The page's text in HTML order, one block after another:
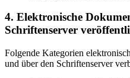
4. Elektronische
Schriftenserver
Folgende Kategorien
und über den Schriftenserver